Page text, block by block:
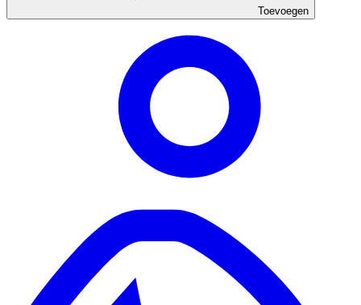
Toevoegen